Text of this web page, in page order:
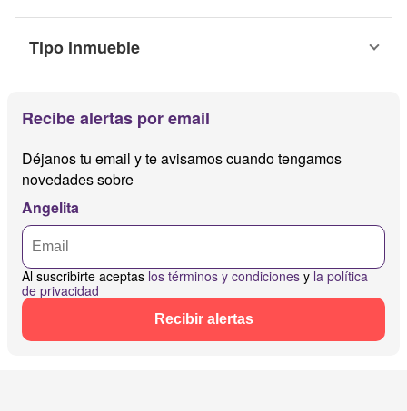
Tipo inmueble
Recibe alertas por email
Déjanos tu email y te avisamos cuando tengamos
novedades sobre
Angelita
Al suscribirte aceptas los términos y condiciones y la política
de privacidad
Recibir alertas